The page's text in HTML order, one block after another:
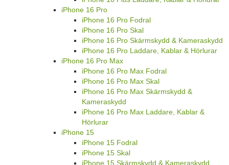
iPhone 16 Pro
iPhone 16 Pro Fodral
iPhone 16 Pro Skal
iPhone 16 Pro Skärmskydd & Kameraskydd
iPhone 16 Pro Laddare, Kablar & Hörlurar
iPhone 16 Pro Max
iPhone 16 Pro Max Fodral
iPhone 16 Pro Max Skal
iPhone 16 Pro Max Skärmskydd &
Kameraskydd
iPhone 16 Pro Max Laddare, Kablar &
Hörlurar
iPhone 15
iPhone 15 Fodral
iPhone 15 Skal
iPhone 15 Skärmskydd & Kameraskydd